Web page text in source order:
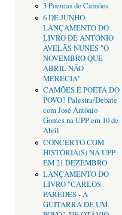
3 Poemas de Camões
6 DE JUNHO:
LANÇAMENTO DO
LIVRO DE ANTÓNIO
AVELÃS NUNES "O
NOVEMBRO QUE
ABRIL NÃO
MERECIA"
CAMÕES É POETA DO
POVO? Palestra/Debate
com José António
Gomes na UPP em 10 de
Abril
CONCERTO COM
HISTÓRIA(S) NA UPP
EM 21 DEZEMBRO
LANÇAMENTO DO
LIVRO "CARLOS
PAREDES - A
GUITARRA DE UM